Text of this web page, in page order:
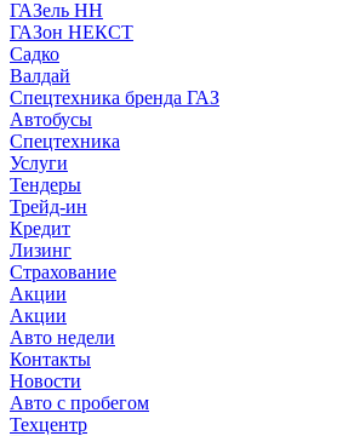
ГАЗель НН
ГАЗон НЕКСТ
Садко
Валдай
Спецтехника бренда ГАЗ
Автобусы
Спецтехника
Услуги
Тендеры
Трейд-ин
Кредит
Лизинг
Страхование
Акции
Акции
Авто недели
Контакты
Новости
Авто с пробегом
Техцентр